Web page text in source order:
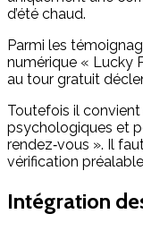
d’été chaud.​
Parmi les
numérique « Lucky
au tour gratuit
Toutefois il
psychologiques et
rendez‑vous ». Il
vérification
Intégration